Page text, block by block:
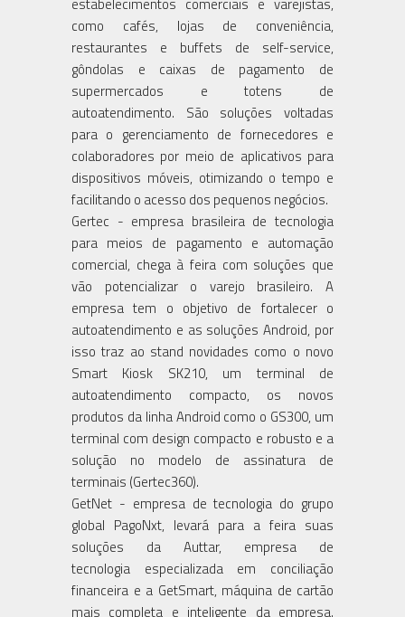
como cafés, lojas de conveniência,
restaurantes e buffets de self-service,
gôndolas e caixas de pagamento de
supermercados e totens de
autoatendimento. São soluções voltadas
para o gerenciamento de fornecedores e
colaboradores por meio de aplicativos para
dispositivos móveis, otimizando o tempo e
facilitando o acesso dos pequenos negócios.
Gertec - empresa brasileira de tecnologia
para meios de pagamento e automação
comercial, chega à feira com soluções que
vão potencializar o varejo brasileiro. A
empresa tem o objetivo de fortalecer o
autoatendimento e as soluções Android, por
isso traz ao stand novidades como o novo
Smart Kiosk SK210, um terminal de
autoatendimento compacto, os novos
produtos da linha Android como o GS300, um
terminal com design compacto e robusto e a
solução no modelo de assinatura de
terminais (Gertec360).
GetNet - empresa de tecnologia do grupo
global PagoNxt, levará para a feira suas
soluções da Auttar, empresa de
tecnologia especializada em conciliação
financeira e a GetSmart, máquina de cartão
mais completa e inteligente da empresa.